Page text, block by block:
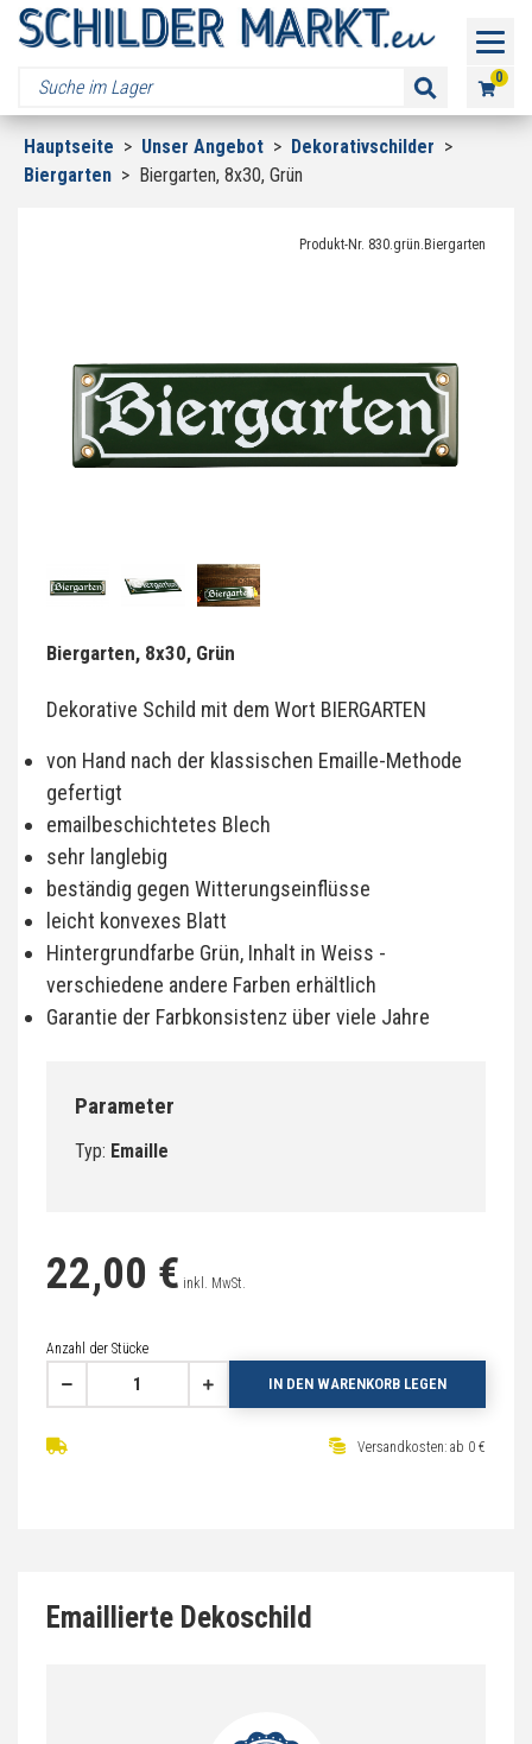
0
Hauptseite > Unser Angebot > Dekorativschilder >
Biergarten > Biergarten, 8x30, Grün
Produkt-Nr. 830.grün.Biergarten
Biergarten, 8x30, Grün
Dekorative Schild mit dem Wort BIERGARTEN
von Hand nach der klassischen Emaille-Methode
gefertigt
emailbeschichtetes Blech
sehr langlebig
beständig gegen Witterungseinflüsse
leicht konvexes Blatt
Hintergrundfarbe Grün, Inhalt in Weiss -
verschiedene andere Farben erhältlich
Garantie der Farbkonsistenz über viele Jahre
Parameter
Typ: Emaille
22,00 € inkl. MwSt.
Anzahl der Stücke
IN DEN WARENKORB LEGEN
Versandkosten: ab 0 €
Emaillierte Dekoschild